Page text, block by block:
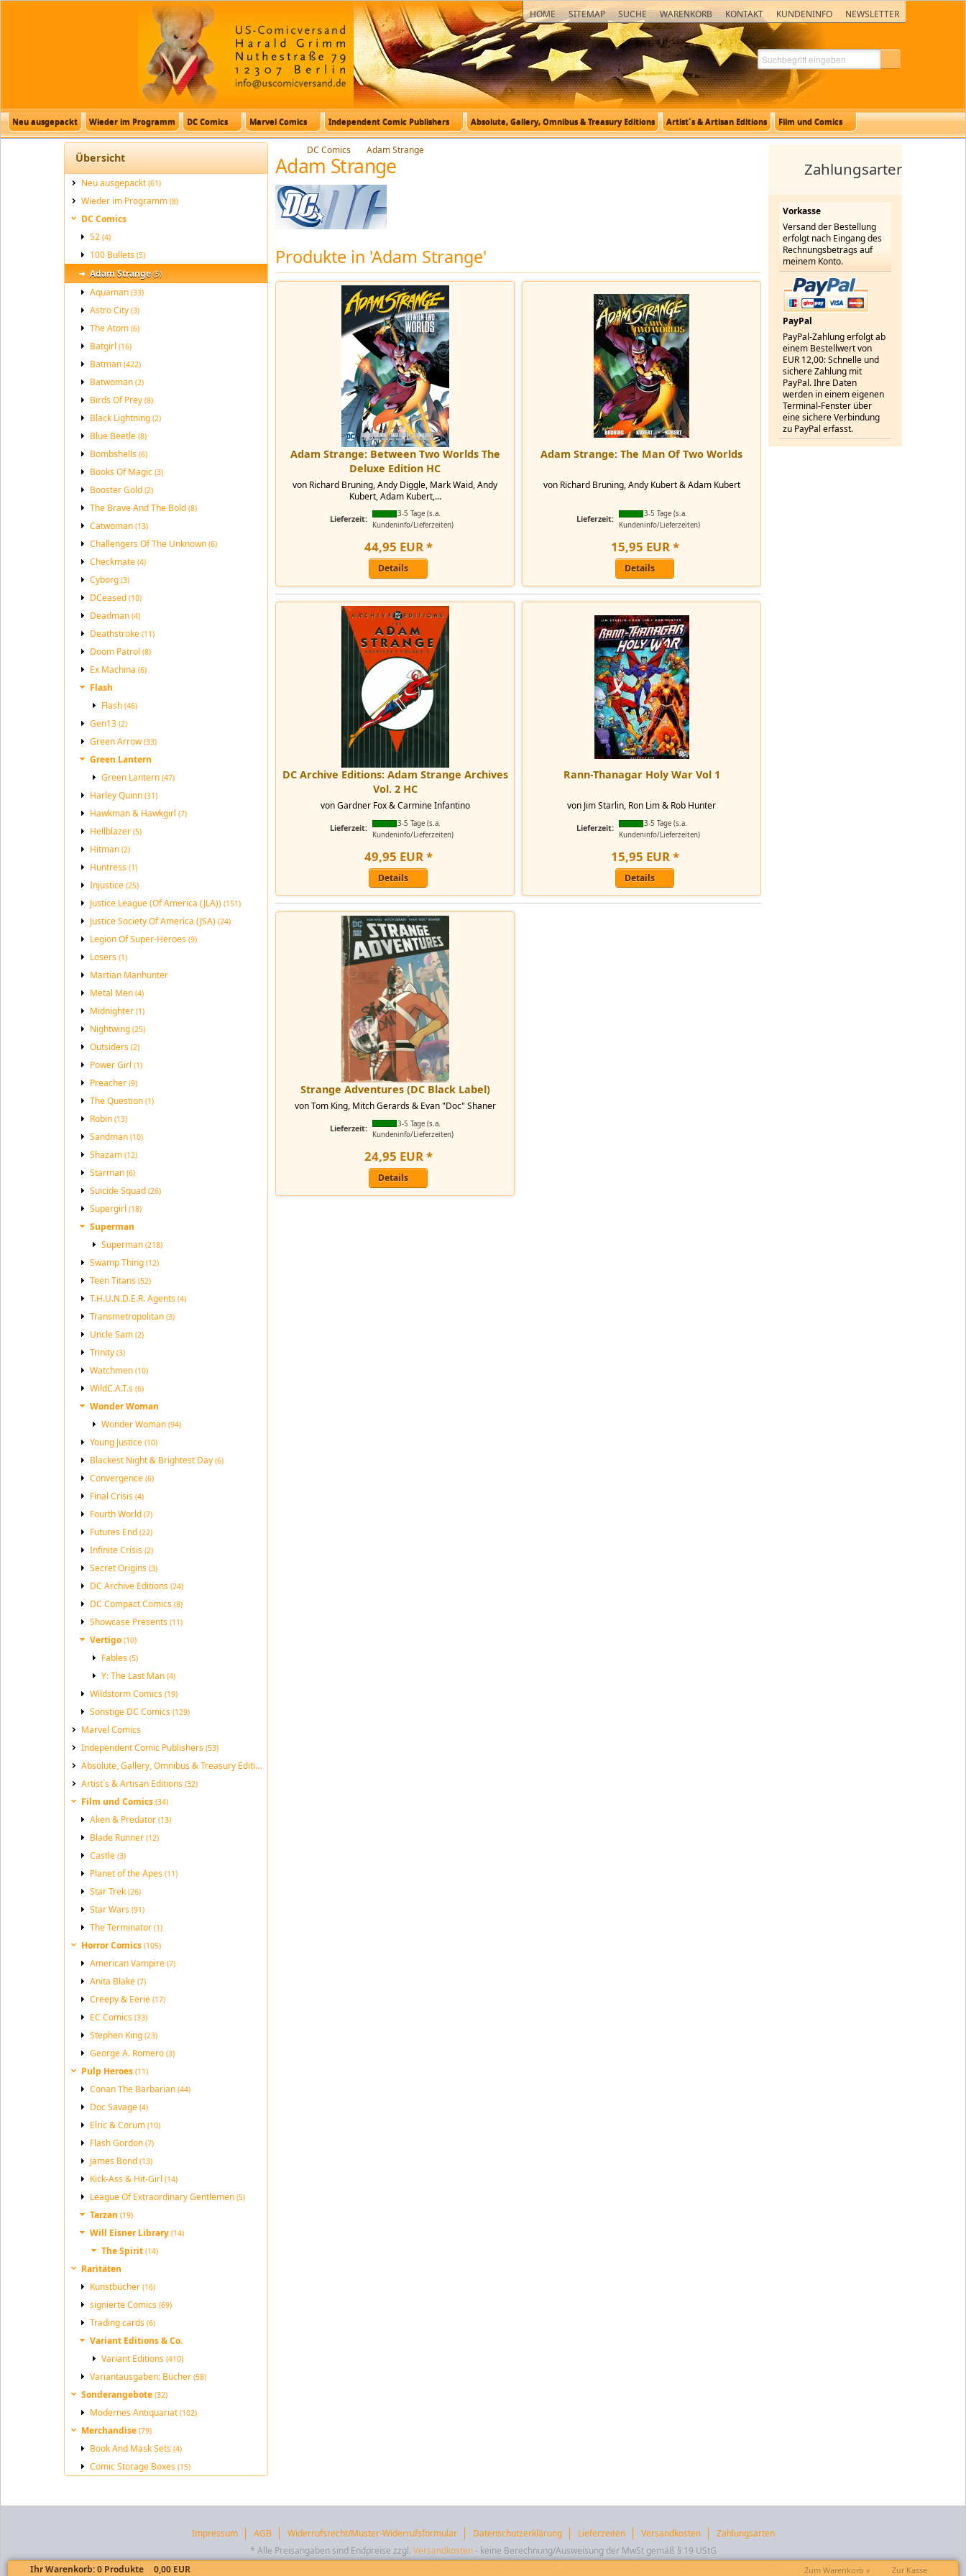
HOME SITEMAP SUCHE WARENKORB KONTAKT KUNDENINFO NEWSLETTER
Neu ausgepackt Wieder im Programm DC Comics Marvel Comics Independent Comic Publishers Absolute, Gallery, Omnibus & Treasury Editions Artist´s & Artisan Editions Film und Comics
Übersicht
Neu ausgepackt (61)
Wieder im Programm (8)
DC Comics
52 (4)
100 Bullets (5)
Adam Strange (5)
Aquaman (33)
Astro City (3)
The Atom (6)
Batgirl (16)
Batman (422)
Batwoman (2)
Birds Of Prey (8)
Black Lightning (2)
Blue Beetle (8)
Bombshells (6)
Books Of Magic (3)
Booster Gold (2)
The Brave And The Bold (8)
Catwoman (13)
Challengers Of The Unknown (6)
Checkmate (4)
Cyborg (3)
DCeased (10)
Deadman (4)
Deathstroke (11)
Doom Patrol (8)
Ex Machina (6)
Flash
Flash (46)
Gen13 (2)
Green Arrow(33)
Green Lantern
Green Lantern (47)
Harley Quinn (31)
Hawkman & Hawkgirl (7)
Hellblazer (5)
Hitman (2)
Huntress (1)
Injustice (25)
Justice League (Of America (JLA)) (151)
Justice Society Of America (JSA) (24)
Legion Of Super-Heroes (9)
Losers (1)
Martian Manhunter
Metal Men (4)
Midnighter (1)
Nightwing (25)
Outsiders (2)
Power Girl (1)
Preacher (9)
The Question (1)
Robin (13)
Sandman (10)
Shazam (12)
Starman (6)
Suicide Squad (26)
Supergirl (18)
Superman
Superman (218)
Swamp Thing (12)
Teen Titans (52)
T.H.U.N.D.E.R. Agents (4)
Transmetropolitan (3)
Uncle Sam (2)
Trinity (3)
Watchmen (10)
WildC.A.T.s (6)
Wonder Woman
Wonder Woman (94)
Young Justice (10)
Blackest Night & Brightest Day (6)
Convergence (6)
Final Crisis (4)
Fourth World (7)
Futures End (22)
Infinite Crisis (2)
Secret Origins (3)
DC Archive Editions (24)
DC Compact Comics (8)
Showcase Presents (11)
Vertigo (10)
Fables (5)
Y: The Last Man (4)
Wildstorm Comics (19)
Sonstige DC Comics (129)
Marvel Comics
Independent Comic Publishers (53)
Absolute, Gallery, Omnibus & Treasury Editions
Artist´s & Artisan Editions (32)
Film und Comics (34)
Alien & Predator (13)
Blade Runner (12)
Castle (3)
Planet of the Apes (11)
Star Trek (26)
Star Wars (91)
The Terminator (1)
Horror Comics (105)
American Vampire (7)
Anita Blake (7)
Creepy & Eerie (17)
EC Comics (33)
Stephen King (23)
George A. Romero (3)
Pulp Heroes (11)
Conan The Barbarian (44)
Doc Savage (4)
Elric & Corum (10)
Flash Gordon (7)
James Bond (13)
Kick-Ass & Hit-Girl (14)
League Of Extraordinary Gentlemen (5)
Tarzan (19)
Will Eisner Library (14)
The Spirit (14)
Raritäten
Kunstbücher (16)
signierte Comics (69)
Trading cards (6)
Variant Editions & Co.
Variant Editions (410)
Variantausgaben: Bücher (58)
Sonderangebote (32)
Modernes Antiquariat (102)
Merchandise (79)
Book And Mask Sets (4)
Comic Storage Boxes (15)
Zahlungsarten
Vorkasse
Versand der Bestellung
erfolgt nach Eingang des
Rechnungsbetrags auf
meinem Konto.
PayPal
PayPal-Zahlung erfolgt ab
einem Bestellwert von
EUR 12,00: Schnelle und
sichere Zahlung mit
PayPal. Ihre Daten
werden in einem eigenen
Terminal-Fenster über
eine sichere Verbindung
zu PayPal erfasst.
DC Comics Adam Strange
Adam Strange
Produkte in 'Adam Strange'
Adam Strange: Between Two Worlds The
Deluxe Edition HC
von Richard Bruning, Andy Diggle, Mark Waid, Andy
Kubert, Adam Kubert,...
Lieferzeit:
3-5 Tage (s.a.
Kundeninfo/Lieferzeiten)
44,95 EUR*
Details
Adam Strange: The Man Of Two Worlds
von Richard Bruning, Andy Kubert & Adam Kubert
Lieferzeit:
3-5 Tage (s.a.
Kundeninfo/Lieferzeiten)
15,95 EUR*
Details
DC Archive Editions: Adam Strange Archives
Vol. 2 HC
von Gardner Fox & Carmine Infantino
Lieferzeit:
3-5 Tage (s.a.
Kundeninfo/Lieferzeiten)
49,95 EUR*
Details
Rann-Thanagar Holy War Vol 1
von Jim Starlin, Ron Lim & Rob Hunter
Lieferzeit:
3-5 Tage (s.a.
Kundeninfo/Lieferzeiten)
15,95 EUR*
Details
Strange Adventures (DC Black Label)
von Tom King, Mitch Gerards & Evan "Doc" Shaner
Lieferzeit:
3-5 Tage (s.a.
Kundeninfo/Lieferzeiten)
24,95 EUR*
Details
Impressum AGB Widerrufsrecht/Muster-Widerrufsformular Datenschutzerklärung Lieferzeiten Versandkosten
Zahlungsarten
* Alle Preisangaben sind Endpreise zzgl. Versandkosten- keine Berechnung/Ausweisung der MwSt gemäß § 19 UStG
US-Comicversand Harald Grimm (c) 2004-2026 Die Rechte an den Logos und Coverabbildungen liegen bei den jeweiligen Verlagen bzw. Rechteinhabern.
Zum Warenkorb » Zur Kasse
Ihr Warenkorb:0 Produkte 0,00 EUR